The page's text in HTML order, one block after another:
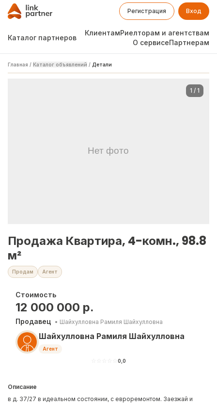
Регистрация Вход
Каталог партнеров
КлиентамРиелторам и агентствам
О сервисеПартнерам
Главная / Каталог объявлений / Детали
1 / 1
Продажа Квартира, 4-комн., 98.8
м²
Продам Агент
Стоимость
12 000 000 р.
Продавец • Шайхулловна Рамиля Шайхулловна
Шайхулловна Рамиля Шайхулловна
Агент
0,0
Описание
в д. 37/27 в идеальном состоянии, с евроремонтом. Заезжай и